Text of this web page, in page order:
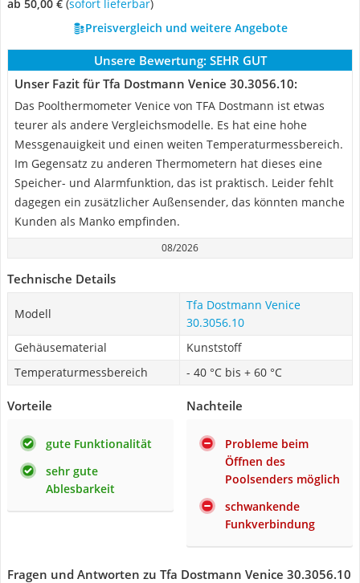
ab 50,00 € ( Sofort lieferbar)
Preisvergleich und weitere Angebote
Unsere Bewertung: SEHR GUT
Unser Fazit für Tfa Dostmann Venice 30.3056.10:
Das Poolthermometer Venice von TFA Dostmann ist etwas
teurer als andere Vergleichsmodelle. Es hat eine hohe
Messgenauigkeit und einen weiten Temperaturmessbereich.
Im Gegensatz zu anderen Thermometern hat dieses eine
Speicher- und Alarmfunktion, das ist praktisch. Leider fehlt
dagegen ein zusätzlicher Außensender, das könnten manche
Kunden als Manko empfinden.
08/2026
Technische Details
Modell
Tfa Dostmann Venice
30.3056.10
Gehäusematerial
Kunststoff
Temperaturmessbereich
- 40 °C bis + 60 °C
Vorteile
gute Funktionalität
sehr gute
Ablesbarkeit
Nachteile
Probleme beim
Öffnen des
Poolsenders möglich
schwankende
Funkverbindung
Fragen und Antworten zu Tfa Dostmann Venice 30.3056.10